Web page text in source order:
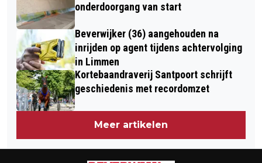
onderdoorgang van start
Beverwijker (36) aangehouden na
inrijden op agent tijdens achtervolging
in Limmen
Kortebaandraverij Santpoort schrijft
geschiedenis met recordomzet
Meer artikelen